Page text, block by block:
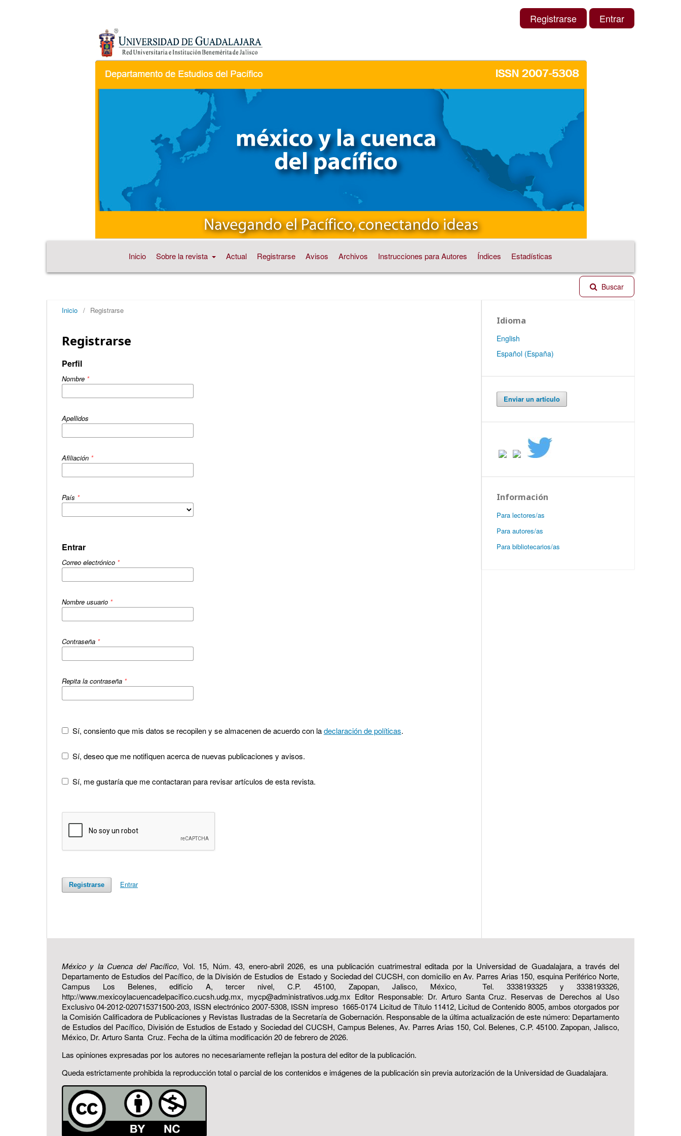
Inicio Sobre la revista Actual Registrarse Avisos Archivos Instrucciones para Autores Índices Estadísticas
Buscar
Registrarse Entrar
Inicio / Registrarse
Registrarse
Perfil
Nombre *
Apellidos
Afiliación *
País *
Entrar
Correo electrónico *
Nombre usuario *
Contraseña *
Repita la contraseña *
Sí, consiento que mis datos se recopilen y se almacenen de acuerdo con ladeclaración de políticas.
Sí, deseo que me notifiquen acerca de nuevas publicaciones y avisos.
Sí, me gustaría que me contactaran para revisar artículos de esta revista.
Registrarse Entrar
Idioma
English
Español (España)
Enviar un artículo
Información
Para lectores/as
Para autores/as
Para bibliotecarios/as
México y la Cuenca del Pacífico, Vol. 15, Núm. 43, enero-abril 2026, es una publicación cuatrimestral editada por la Universidad de Guadalajara, a través del
Departamento de Estudios del Pacífico, de la División de Estudios de Estado y Sociedad del CUCSH, con domicilio en Av. Parres Arias 150, esquina Periférico Norte,
Campus Los Belenes, edificio A, tercer nivel, C.P. 45100, Zapopan, Jalisco, México, Tel. 3338193325 y 3338193326,
http://www.mexicoylacuencadelpacifico.cucsh.udg.mx, mycp@administrativos.udg.mx Editor Responsable: Dr. Arturo Santa Cruz. Reservas de Derechos al Uso
Exclusivo 04-2012-020715371500-203, ISSN electrónico 2007-5308, ISSN impreso 1665-0174 Licitud de Título 11412, Licitud de Contenido 8005, ambos otorgados por
la Comisión Calificadora de Publicaciones y Revistas Ilustradas de la Secretaría de Gobernación. Responsable de la última actualización de este número: Departamento
de Estudios del Pacífico, División de Estudios de Estado y Sociedad del CUCSH, Campus Belenes, Av. Parres Arias 150, Col. Belenes, C.P. 45100. Zapopan, Jalisco,
México, Dr. Arturo Santa Cruz. Fecha de la última modificación 20 de febrero de 2026.
Las opiniones expresadas por los autores no necesariamente reflejan la postura del editor de la publicación.
Queda estrictamente prohibida la reproducción total o parcial de los contenidos e imágenes de la publicación sin previa autorización de la Universidad de Guadalajara.